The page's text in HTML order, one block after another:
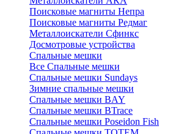
Поисковые магниты Непра
Поисковые магниты Редмаг
Металлоискатели Сфинкс
Досмотровые устройства
Спальные мешки
Все Спальные мешки
Спальные мешки Sundays
Зимние спальные мешки
Спальные мешки BAY
Спальные мешки BTrace
Спальные мешки Poseidon Fish